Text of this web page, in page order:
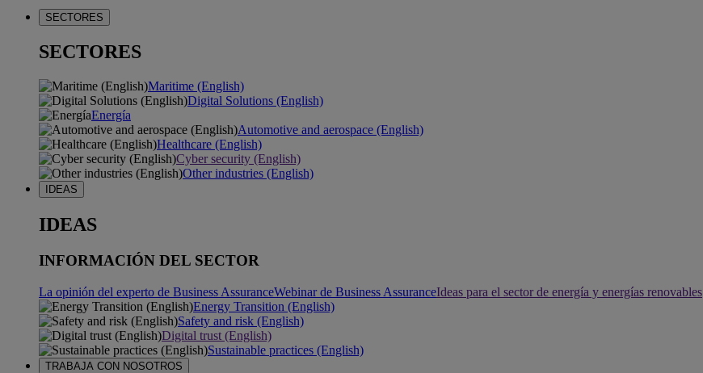
SECTORES
SECTORES
Maritime (English)
Digital Solutions (English)
Energía
Automotive and aerospace (English)
Healthcare (English)
Cyber security (English)
Other industries (English)
IDEAS
IDEAS
INFORMACIÓN DEL SECTOR
La opinión del experto de Business AssuranceWebinar de Business AssuranceIdeas para el sector de energía y energías renovables
Energy Transition (English)
Safety and risk (English)
Digital trust (English)
Sustainable practices (English)
TRABAJA CON NOSOTROS